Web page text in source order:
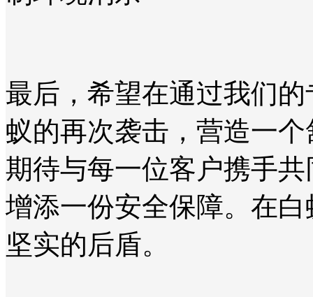
最后，希望在通过我们
蚁的再次袭击，营造一
期待与每一位客户携手
增添一份安全保障。在
坚实的后盾。